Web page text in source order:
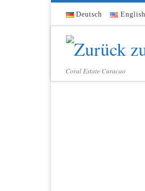
Zum Inhalt springenDeutsch English
Coral Estate Curacao